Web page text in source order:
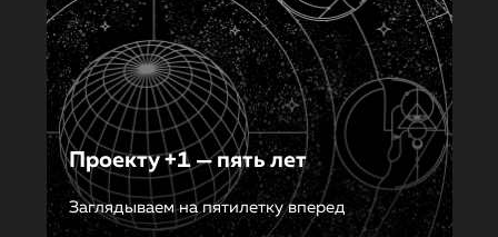
Проекту +1 — пять лет
Заглядываем на пятилетку вперед